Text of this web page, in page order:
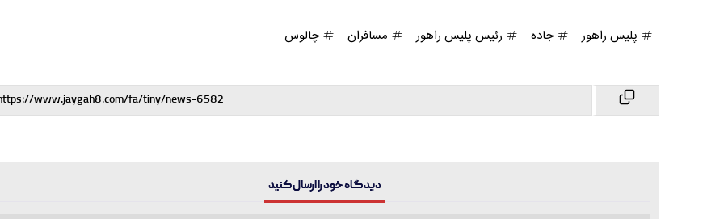
پلیس راهور جاده رئیس پلیس راهور مسافران چالوس
دیدگاه خود را ارسال کنید